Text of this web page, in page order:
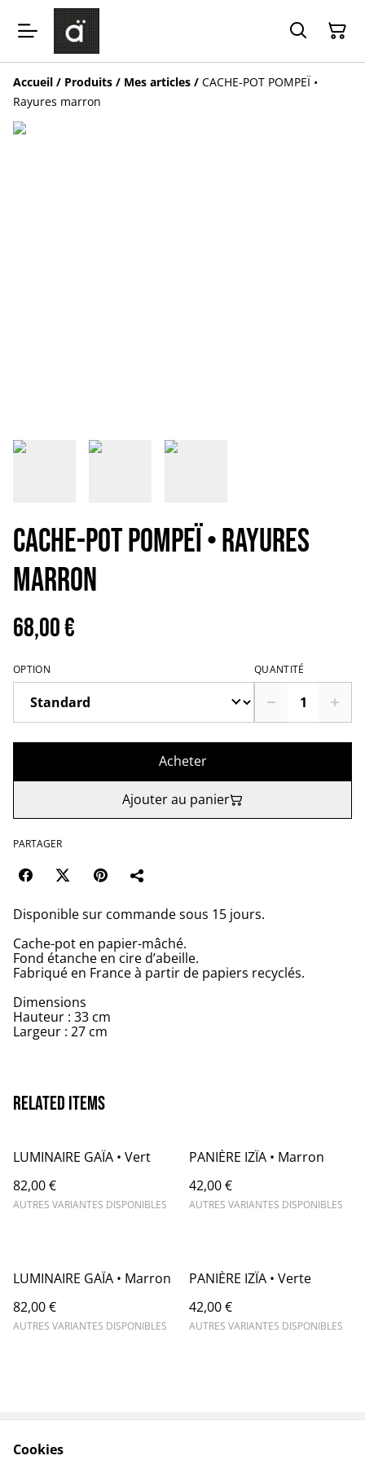
Accueil / Produits / Mes articles / CACHE-POT POMPEÏ •
Rayures marron
CACHE-POT POMPEÏ • Rayures
marron
68,00 €
OPTION QUANTITÉ
Acheter
Ajouter au panier
PARTAGER
Disponible sur commande sous 15 jours.
Cache-pot en papier-mâché.
Fond étanche en cire d’abeille.
Fabriqué en France à partir de papiers recyclés.
Dimensions
Hauteur : 33 cm
Largeur : 27 cm
Related items
LUMINAIRE GAÏA • Vert
82,00 €
AUTRES VARIANTES DISPONIBLES
PANIÈRE IZÏA • Marron
42,00 €
AUTRES VARIANTES DISPONIBLES
LUMINAIRE GAÏA • Marron
82,00 €
AUTRES VARIANTES DISPONIBLES
PANIÈRE IZÏA • Verte
42,00 €
AUTRES VARIANTES DISPONIBLES
Cookies